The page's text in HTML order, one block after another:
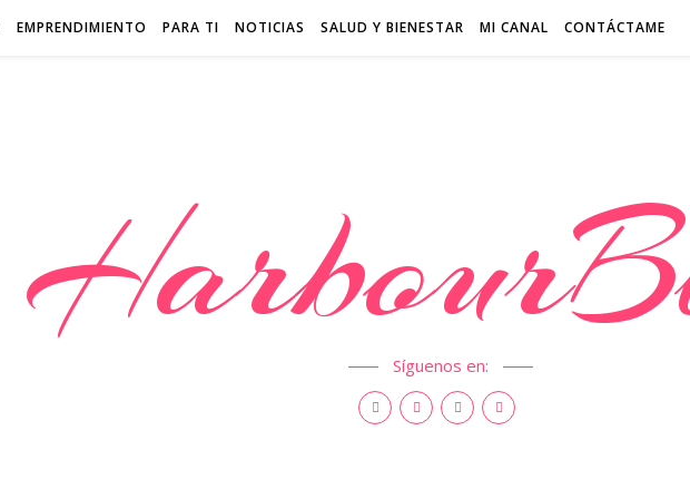
EMPRENDIMIENTO PARA TI NOTICIAS SALUD Y BIENESTAR MI CANAL CONTÁCTAME
Síguenos en: